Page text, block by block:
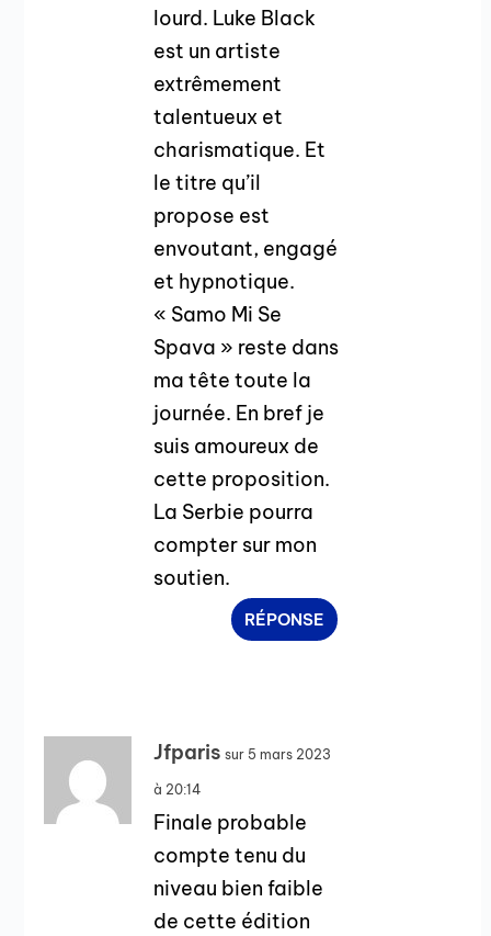
lourd. Luke Black
est un artiste
extrêmement
talentueux et
charismatique. Et
le titre qu’il
propose est
envoutant, engagé
et hypnotique.
« Samo Mi Se
Spava » reste dans
ma tête toute la
journée. En bref je
suis amoureux de
cette proposition.
La Serbie pourra
compter sur mon
soutien.
RÉPONSE
Jfparis sur 5 mars 2023
à 20:14
Finale probable
compte tenu du
niveau bien faible
de cette édition